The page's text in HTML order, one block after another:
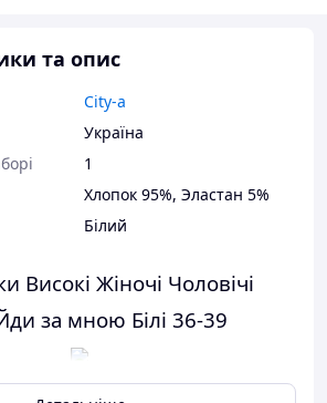
та опис
City-a
Україна
1
Хлопок 95%, Эластан 5%
Білий
Високі Жіночі Чоловічі
за мною Білі 36-39